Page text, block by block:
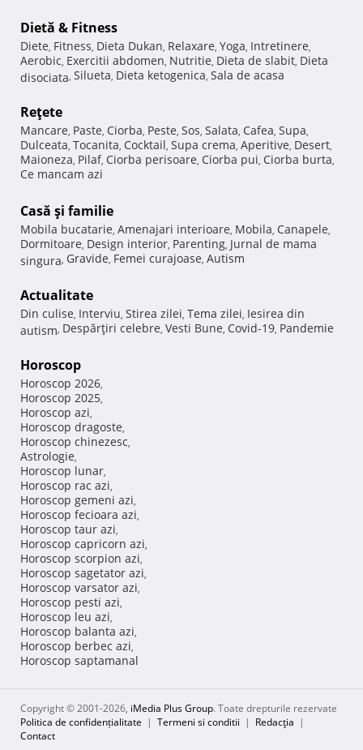
Dietă & Fitness
Diete, Fitness, Dieta Dukan, Relaxare, Yoga, Intretinere,
Aerobic, Exercitii abdomen, Nutritie, Dieta de slabit, Dieta
disociata, Silueta, Dieta ketogenica, Sala de acasa
Reţete
Mancare, Paste, Ciorba, Peste, Sos, Salata, Cafea, Supa,
Dulceata, Tocanita, Cocktail, Supa crema, Aperitive, Desert,
Maioneza, Pilaf, Ciorba perisoare, Ciorba pui, Ciorba burta,
Ce mancam azi
Casă şi familie
Mobila bucatarie, Amenajari interioare, Mobila, Canapele,
Dormitoare, Design interior, Parenting, Jurnal de mama
singura, Gravide, Femei curajoase, Autism
Actualitate
Din culise, Interviu, Stirea zilei, Tema zilei, Iesirea din
autism, Despărţiri celebre, Vesti Bune, Covid-19, Pandemie
Horoscop
Horoscop 2026,
Horoscop 2025,
Horoscop azi,
Horoscop dragoste,
Horoscop chinezesc,
Astrologie,
Horoscop lunar,
Horoscop rac azi,
Horoscop gemeni azi,
Horoscop fecioara azi,
Horoscop taur azi,
Horoscop capricorn azi,
Horoscop scorpion azi,
Horoscop sagetator azi,
Horoscop varsator azi,
Horoscop pesti azi,
Horoscop leu azi,
Horoscop balanta azi,
Horoscop berbec azi,
Horoscop saptamanal
Copyright © 2001-2026, iMedia Plus Group. Toate drepturile rezervate
Politica de confidențialitate | Termeni si conditii | Redacţia |
Contact